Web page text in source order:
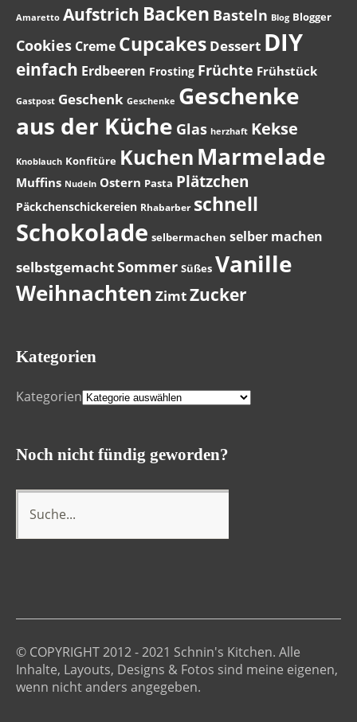
Amaretto Aufstrich Backen Basteln Blog Blogger
Cookies Creme Cupcakes Dessert DIY
einfach Erdbeeren Frosting Früchte Frühstück
Gastpost Geschenk Geschenke Geschenke
aus der Küche Glas herzhaft Kekse
Knoblauch Konfitüre Kuchen Marmelade
Muffins Nudeln Ostern Pasta Plätzchen
Päckchenschickereien Rhabarber schnell
Schokolade selbermachen selber machen
selbstgemachtSommer Süßes Vanille
Weihnachten ZimtZucker
Kategorien
Kategorien
Noch nicht fündig geworden?
© COPYRIGHT 2012 - 2021 Schnin's Kitchen. Alle
Inhalte, Layouts, Designs & Fotos sind meine eigenen,
wenn nicht anders angegeben.